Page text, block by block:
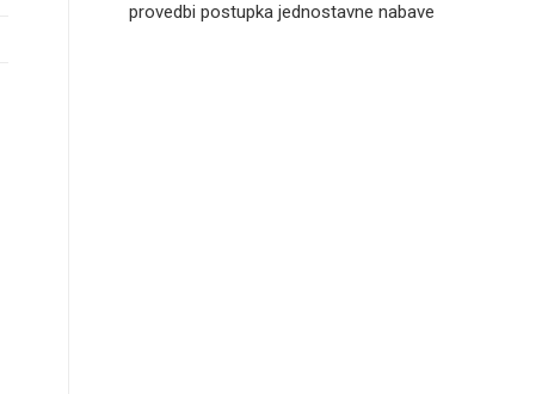
provedbi postupka jednostavne nabave